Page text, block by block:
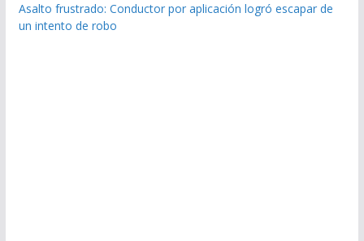
Asalto frustrado: Conductor por aplicación logró escapar de
un intento de robo